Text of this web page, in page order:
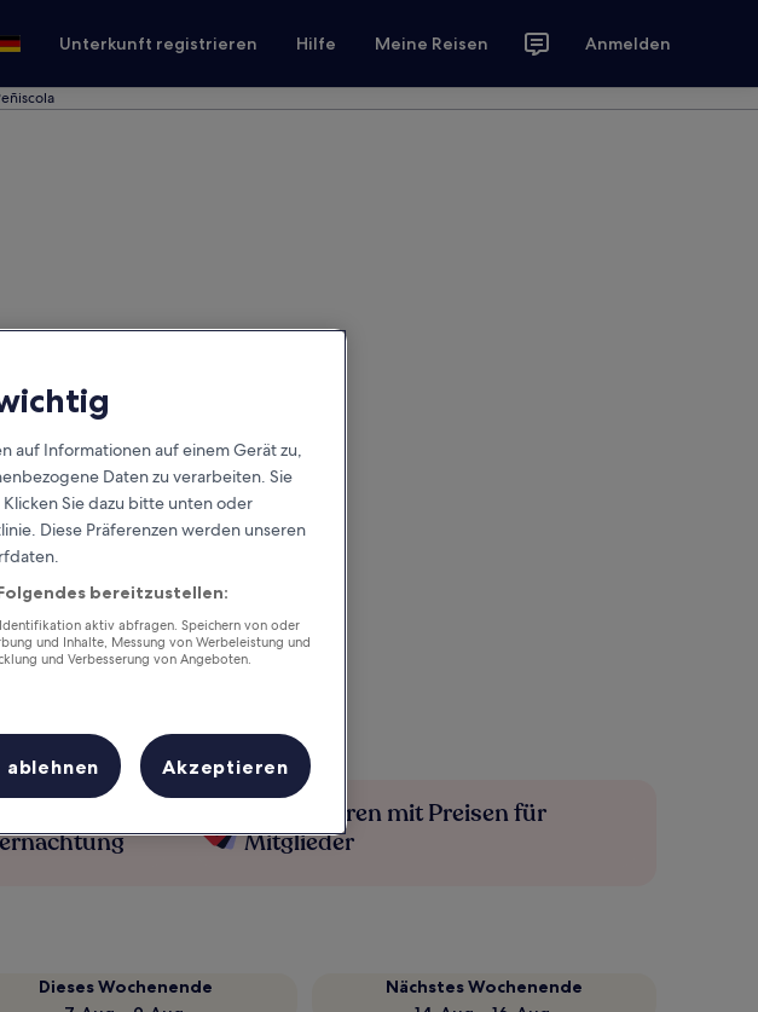
Unterkunft registrieren Hilfe Meine Reisen Anmelden
Mehr sparen mit Preisen für
Mitglieder
Dieses Wochenende
Nächstes Wochenende
auf Informationen auf einem Gerät zu,
Daten zu verarbeiten. Sie
Sie dazu bitte unten oder
Diese Präferenzen werden unseren
bereitzustellen:
aktiv abfragen. Speichern von oder
und Inhalte, Messung von Werbeleistung und
und Verbesserung von Angeboten.
ablehnen Akzeptieren